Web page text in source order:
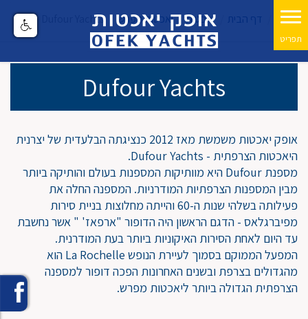
דף הבית יאכטות יאכטות מפרש Dufour Yachts
Dufour Yachts
אופק יאכטות משמשת מאז 2012 כנציגתה הבלעדית של יצרנית
היאכטות הצרפתית - Dufour Yachts.
מספנת Dufour היא מוותיקות המספנות בעולם והותיקה ביותר
מבין המספנות הצרפתיות המודרניות. המספנה החלה את
פעילותה בשלהי שנות ה-60 והייתה מחלוצות בניית סירות
מפיברגלאס - הדגם הראשון היה הדופור "ארפאז' " אשר נחשבת
עד היום לאחת הסירות האיקוניות ביותר בעת המודרנית.
המפעל הממוקם בסמוך לעיירת הנופש La Rochelle הוא
מהגדולים בצרפת ובשנים האחרונות הפכה דופור למספנה
הצרפתית הגדולה ביותר ליאכטות מפרש.